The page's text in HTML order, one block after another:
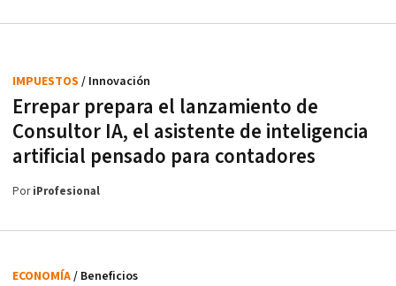
Errepar prepara el lanzamiento de
Consultor IA, el asistente de inteligencia
artificial pensado para contadores
IMPUESTOS / Innovación
PoriProfesional
ECONOMÍA/ Beneficios